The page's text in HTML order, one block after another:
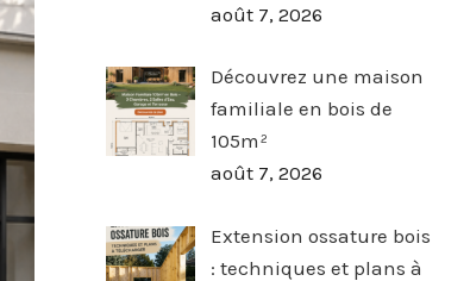
août 7, 2026
Découvrez une maison
familiale en bois de
105m²
août 7, 2026
Extension ossature bois
: techniques et plans à